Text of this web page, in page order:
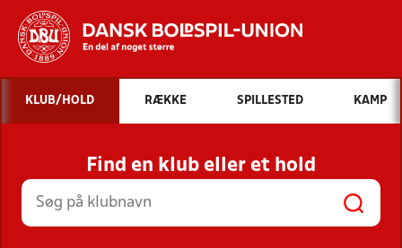
Hvad vil du søge efter?
INDHOLD OG NYHEDER
STILLINGER, RESULTATER, KLUBBER OG
HOLD
KLUB/HOLD RÆKKE SPILLESTED KAMP
Find en klub eller et hold